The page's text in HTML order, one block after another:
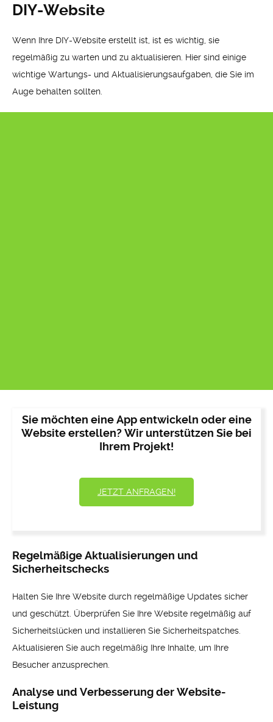
DIY-Website
Wenn Ihre DIY-Website erstellt ist, ist es wichtig, sie
regelmäßig zu warten und zu aktualisieren. Hier sind einige
wichtige Wartungs- und Aktualisierungsaufgaben, die Sie im
Auge behalten sollten.
Sie möchten eine App entwickeln oder eine
Website erstellen? Wir unterstützen Sie bei
Ihrem Projekt!
JETZT ANFRAGEN!
Regelmäßige Aktualisierungen und
Sicherheitschecks
Halten Sie Ihre Website durch regelmäßige Updates sicher
und geschützt. Überprüfen Sie Ihre Website regelmäßig auf
Sicherheitslücken und installieren Sie Sicherheitspatches.
Aktualisieren Sie auch regelmäßig Ihre Inhalte, um Ihre
Besucher anzusprechen.
Analyse und Verbesserung der Website-
Leistung